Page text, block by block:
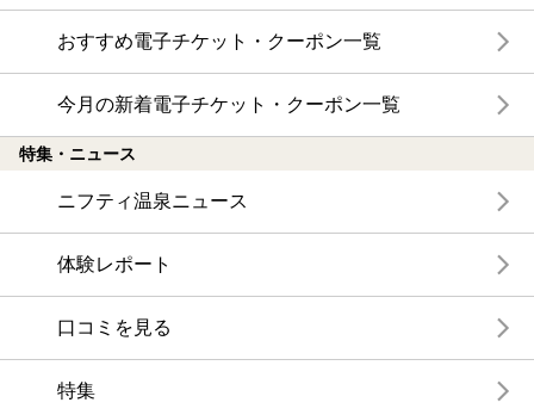
おすすめ電子チケット・クーポン一覧
今月の新着電子チケット・クーポン一覧
特集・ニュース
ニフティ温泉ニュース
体験レポート
口コミを見る
特集